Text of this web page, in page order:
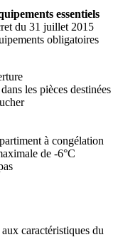
essentiels
du 31 juillet 2015
obligatoires
les pièces destinées
à congélation
de -6°C
caractéristiques du